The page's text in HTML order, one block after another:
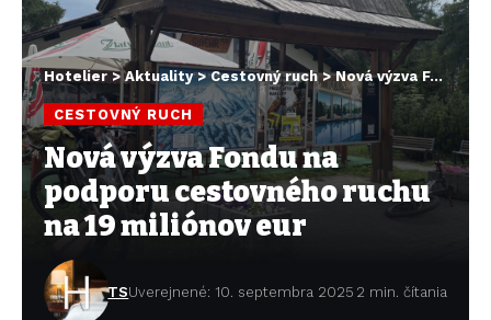
Hotelier>Aktuality>Cestovný ruch>Nová výzva Fondu na podporu cestovného ruchu na 19 miliónov eur
CESTOVNÝ RUCH
Nová výzva Fondu na
podporu cestovného ruchu
na 19 miliónov eur
TSUverejnené: 10. septembra 2025 2 min. čítania